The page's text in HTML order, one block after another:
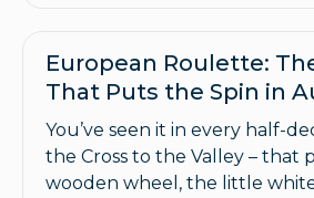
European Roulette:
That Puts the Spin in
You’ve seen it in every half-
the Cross to the Valley – that
wooden wheel, the little